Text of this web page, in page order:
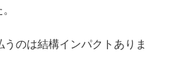
のは結構インパクトありま